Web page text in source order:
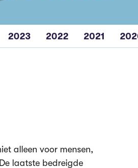
2023 2022 2021
alleen voor mensen,
laatste bedreigde